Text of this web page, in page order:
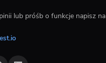
lub próśb o funkcje napisz na